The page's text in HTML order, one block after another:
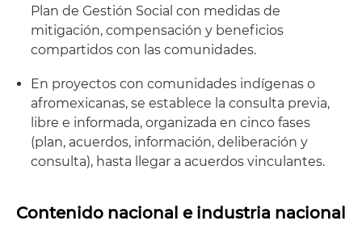
Plan de Gestión Social con medidas de
mitigación, compensación y beneficios
compartidos con las comunidades.
En proyectos con comunidades indígenas o
afromexicanas, se establece la consulta previa,
libre e informada, organizada en cinco fases
(plan, acuerdos, información, deliberación y
consulta), hasta llegar a acuerdos vinculantes.
Contenido nacional e industria nacional